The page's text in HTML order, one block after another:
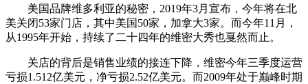
美国品牌维多利亚的秘密，2019年3月宣布，今年将在北
美关闭53家门店，其中美国50家，加拿大3家。而今年11月，
从1995年开始，持续了二十四年的维密大秀也戛然而止。
关店的背后是销售业绩的接连下降，维密今年三季度运营
亏损1.512亿美元，净亏损2.52亿美元。而2009年处于巅峰时期